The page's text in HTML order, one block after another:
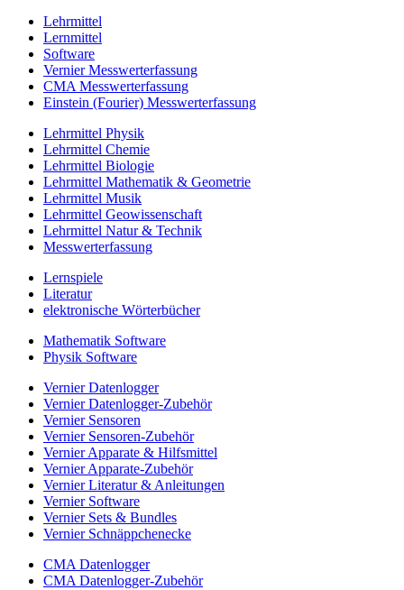
Lehrmittel
Lernmittel
Software
Vernier Messwerterfassung
CMA Messwerterfassung
Einstein (Fourier) Messwerterfassung
Lehrmittel Physik
Lehrmittel Chemie
Lehrmittel Biologie
Lehrmittel Mathematik & Geometrie
Lehrmittel Musik
Lehrmittel Geowissenschaft
Lehrmittel Natur & Technik
Messwerterfassung
Lernspiele
Literatur
elektronische Wörterbücher
Mathematik Software
Physik Software
Vernier Datenlogger
Vernier Datenlogger-Zubehör
Vernier Sensoren
Vernier Sensoren-Zubehör
Vernier Apparate & Hilfsmittel
Vernier Apparate-Zubehör
Vernier Literatur & Anleitungen
Vernier Software
Vernier Sets & Bundles
Vernier Schnäppchenecke
CMA Datenlogger
CMA Datenlogger-Zubehör